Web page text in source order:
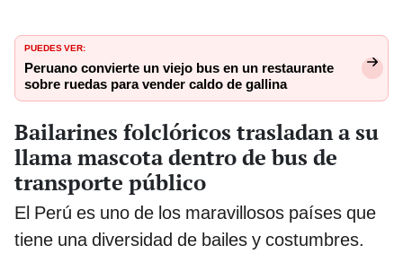
PUEDES VER:
Peruano convierte un viejo bus en un restaurante
sobre ruedas para vender caldo de gallina
Bailarines folclóricos trasladan a su
llama mascota dentro de bus de
transporte público
El Perú es uno de los maravillosos países que
tiene una diversidad de bailes y costumbres.